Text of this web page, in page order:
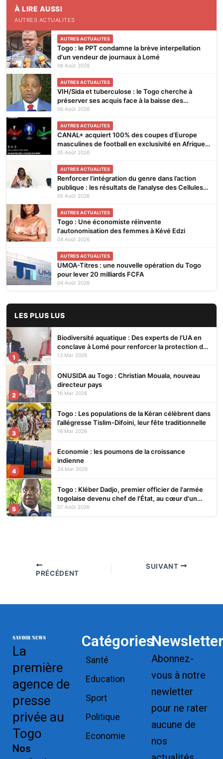
À LIRE AUSSI
AUTRES ACTUALITES
AUTRES ACTUALITES
Togo : le PPT condamne la brève interpellation
d'un vendeur de journaux à Lomé
06 Août 2026
AUTRES ACTUALITES
VIH/Sida et tuberculose : le Togo cherche à
préserver ses acquis face à la baisse des
financements
06 Août 2026
AUTRES ACTUALITES
CANAL+ acquiert 100% des coupes d’Europe
masculines de football en exclusivité en Afrique
subsaharienne pour 4 saisons jusqu’en 2031
05 Août 2026
AUTRES ACTUALITES
Renforcer l’intégration du genre dans l’action
publique : les résultats de l’analyse des Cellules
Focales Genre restitués à Lomé
05 Août 2026
AUTRES ACTUALITES
Togo : Une économiste réinvente
l'autonomisation des femmes à Kévé Edzi
04 Août 2026
AUTRES ACTUALITES
UMOA-Titres : une nouvelle opération du Togo
pour lever 20 milliards FCFA
04 Août 2026
LES PLUS LUS
1
Biodiversité aquatique : Des experts de l’UA en
conclave à Lomé pour renforcer la protection des
écosystèmes
13 Mar 2026
2
ONUSIDA au Togo : Christian Mouala, nouveau
directeur pays
16 Mar 2026
3
Togo : Les populations de la Kéran célèbrent dans
l’allégresse Tislim-Difoini, leur fête traditionnelle
16 Mar 2026
4
Economie : les poumons de la croissance
indienne
24 Mar 2026
5
Togo : Kléber Dadjo, premier officier de l'armée
togolaise devenu chef de l'État, au cœur d'un
ouvrage
07 Août 2026
PRÉCÉDENT
SUIVANT
La
première
agence de
presse
privée au
Togo
Nos
Catégories
Santé
Education
Sport
Politique
Economie
Newsletter
Abonnez-
vous à notre
newletter
pour ne rater
aucune de
nos